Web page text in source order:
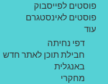
פוסטים לפייסבוק
פוסטים לאינסטגרם
עוד
דפי נחיתה
חבילת תוכן לאתר חדש
באנגלית
מחקרי